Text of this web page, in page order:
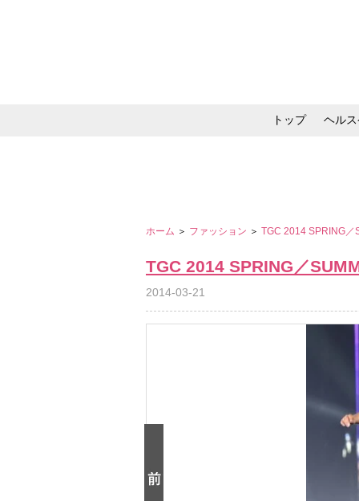
トップ ヘル
ホーム ＞ ファッション ＞ TGC 2014 SPRING
TGC 2014 SPRING／
2014-03-21